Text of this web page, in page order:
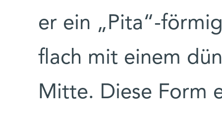
er ein „Pita“-
flach mit einem
Mitte. Diese Form